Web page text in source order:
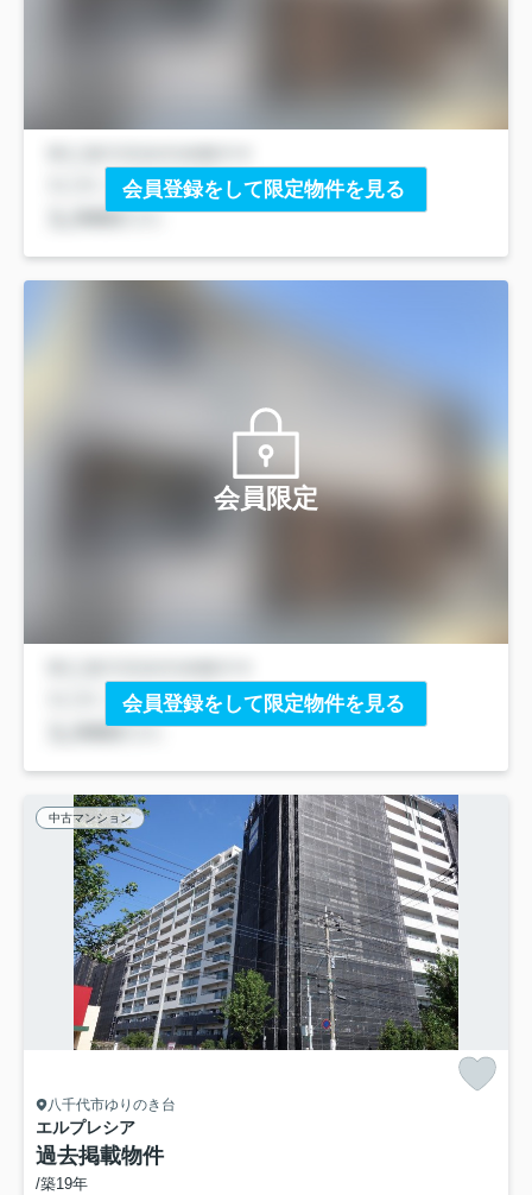
会員登録をして限定物件を見る
会員限定
会員登録をして限定物件を見る
中古マンション
八千代市ゆりのき台
エルプレシア
過去掲載物件
/築19年